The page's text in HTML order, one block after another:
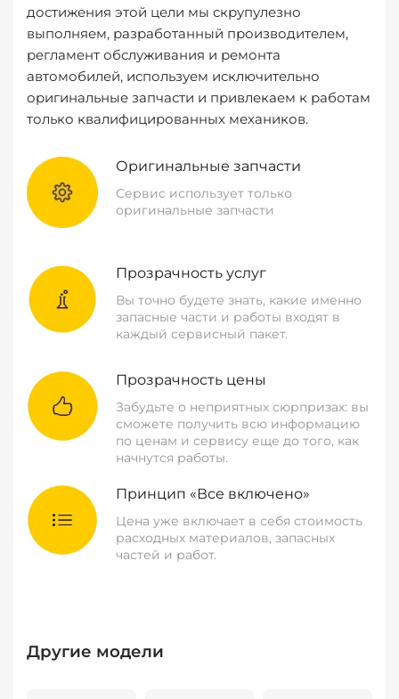
достижения этой цели мы скрупулезно
выполняем, разработанный производителем,
регламент обслуживания и ремонта
автомобилей, используем исключительно
оригинальные запчасти и привлекаем к работам
только квалифицированных механиков.
Оригинальные запчасти
Сервис использует только
оригинальные запчасти
Прозрачность услуг
Вы точно будете знать, какие именно
запасные части и работы входят в
каждый сервисный пакет.
Прозрачность цены
Забудьте о неприятных сюрпризах: вы
сможете получить всю информацию
по ценам и сервису еще до того, как
начнутся работы.
Принцип «Все включено»
Цена уже включает в себя стоимость
расходных материалов, запасных
частей и работ.
Другие модели